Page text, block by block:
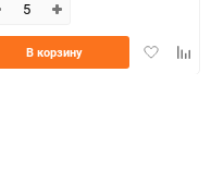
Добавить
В корзину